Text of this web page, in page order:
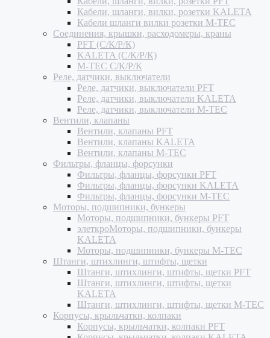
Кабели, шланги, вилки, розетки KALETA
Кабели шланги вилки розетки M-TEC
Соединения, крышки, расходомеры, краны
PFT (С/К/Р/К)
KALETA (С/К/Р/К)
M-TEC С/К/Р/К
Реле, датчики, выключатели
Реле, датчики, выключатели PFT
Реле, датчики, выключатели KALETA
Реле, датчики, выключатели M-TEC
Вентили, клапаны
Вентили, клапаны PFT
Вентили, клапаны KALETA
Вентили, клапаны M-TEC
Фильтры, фланцы, форсунки
Фильтры, фланцы, форсунки PFT
Фильтры, фланцы, форсунки KALETA
Фильтры, фланцы, форсунки M-TEC
Моторы, подшипники, бункеры
Моторы, подшипники, бункеры PFT
элеткроМоторы, подшипники, бункеры
KALETA
Моторы, подшипники, бункеры M-TEC
Штанги, штихлинги, штифты, щетки
Штанги, штихлинги, штифты, щетки PFT
Штанги, штихлинги, штифты, щетки
KALETA
Штанги, штихлинги, штифты, щетки M-TEC
Корпусы, крыльчатки, колпаки
Корпусы, крыльчатки, колпаки PFT